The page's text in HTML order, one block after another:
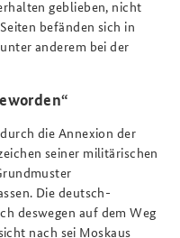
geblieben, nicht
befänden sich in
anderem bei der
die Annexion der
seiner militärischen
Die deutsch-
deswegen auf dem Weg
nach sei Moskaus